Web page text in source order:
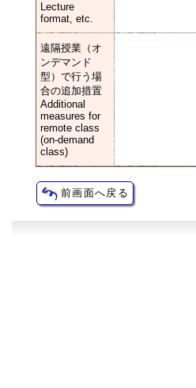
Lecture
format, etc.
遠隔授業（オ
ンデマンド
型）で行う場
合の追加措置
Additional
measures for
remote class
(on-demand
class)